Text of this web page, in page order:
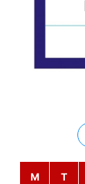
M
T